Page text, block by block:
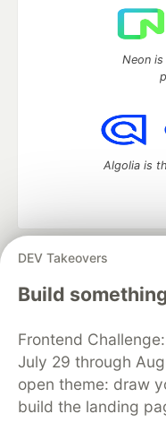
DEV Takeovers
Build
Frontend
July 29 through
open theme: draw
build the landing
Neon
Algolia is
DEV Community
— A
development and
Home
DEV
Organization Accounts
Free Postgres
Code of Conduct
Built on
Forem — the
and other